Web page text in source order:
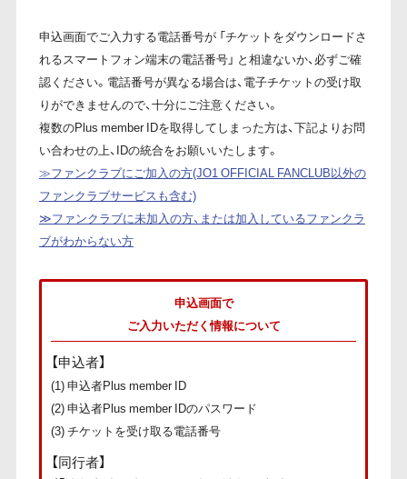
申込画面でご入力する電話番号が 「チケットをダウンロードさ
れるスマートフォン端末の電話番号」 と相違ないか、必ずご確
認ください。電話番号が異なる場合は、電子チケットの受け取
りができませんので、十分にご注意ください。
複数のPlus member IDを取得してしまった方は、下記よりお問
い合わせの上、IDの統合をお願いいたします。
≫ファンクラブにご加入の方(JO1 OFFICIAL FANCLUB以外の
ファンクラブサービスも含む)
≫ファンクラブに未加入の方、または加入しているファンクラ
ブがわからない方
申込画面で
ご入力いただく情報について
【申込者】
(1) 申込者Plus member ID
(2) 申込者Plus member IDのパスワード
(3) チケットを受け取る電話番号
【同行者】